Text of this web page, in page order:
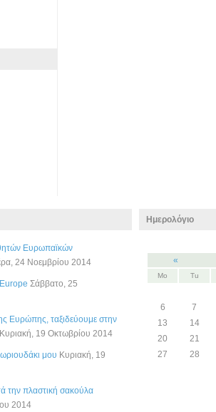
Ευρωπαϊκών
24 Νοεμβρίου 2014
Σάββατο, 25
Ευρώπης, ταξιδεύουμε στην
Κυριακή, 19 Οκτωβρίου 2014
μου Κυριακή, 19
την πλαστική σακούλα
2014
Ημερολόγιο
«
Mo Tu
6
7
13
14
20
21
27
28